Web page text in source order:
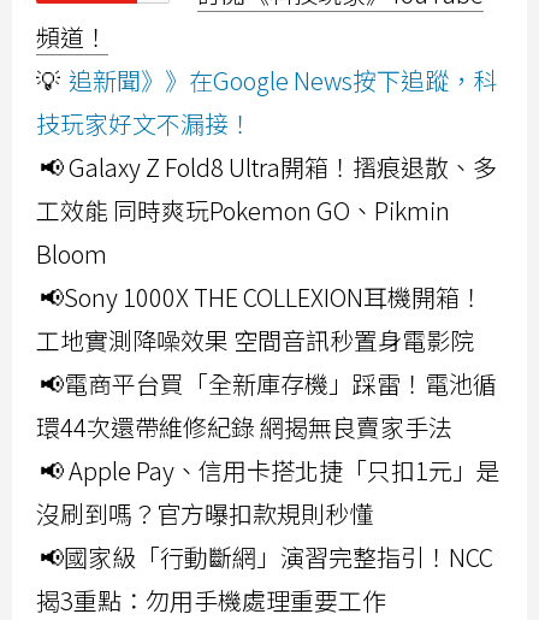
頻道！
💡 追新聞》》在Google News按下追蹤，科
技玩家好文不漏接！
📢 Galaxy Z Fold8 Ultra開箱！摺痕退散、多
工效能 同時爽玩Pokemon GO、Pikmin
Bloom
📢Sony 1000X THE COLLEXION耳機開箱！
工地實測降噪效果 空間音訊秒置身電影院
📢電商平台買「全新庫存機」踩雷！電池循
環44次還帶維修紀錄 網揭無良賣家手法
📢 Apple Pay、信用卡搭北捷「只扣1元」是
沒刷到嗎？官方曝扣款規則秒懂
📢國家級「行動斷網」演習完整指引！NCC
揭3重點：勿用手機處理重要工作